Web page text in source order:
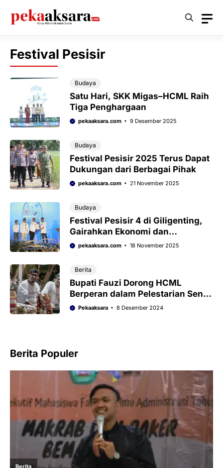
Festival Pesisir
Budaya
Satu Hari, SKK Migas–HCML Raih
Tiga Penghargaan
pekaaksara.com 9 Desember 2025
Budaya
Festival Pesisir 2025 Terus Dapat
Dukungan dari Berbagai Pihak
pekaaksara.com 21 November 2025
Budaya
Festival Pesisir 4 di Giligenting,
Gairahkan Ekonomi dan
Pariwisata
pekaaksara.com 18 November 2025
Berita
Bupati Fauzi Dorong HCML
Berperan dalam Pelestarian Seni,
Budaya, dan Sosial di Sumenep
Pekaaksara 8 Desember 2024
Berita Populer